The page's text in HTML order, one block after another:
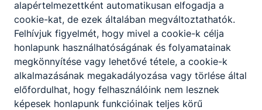
– számos szakma esetében – tanulmányaik
végeztével kerülnek kapcsolatba az általuk
választott cégekkel. A duális képzésben
viszont már a tanulói évek alatt lehetőségük
nyílik gyakorlati és szakmai tapasztalatot
gyűjteni, akár annál a vállalatnál, ahol később
el szeretnének helyezkedni.
alapértelmezettként automatikusan elfogadja a
cookie-kat, de ezek általában megváltoztathatók.
Felhívjuk figyelmét, hogy mivel a cookie-k célja
honlapunk használhatóságának és folyamatainak
megkönnyítése vagy lehetővé tétele, a cookie-k
alkalmazásának megakadályozása vagy törlése által
előfordulhat, hogy felhasználóink nem lesznek
képesek honlapunk funkcióinak teljes körű